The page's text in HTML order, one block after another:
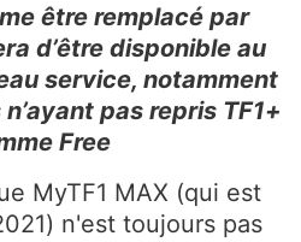
être remplacé par
d’être disponible au
service, notamment
pas repris TF1+
Free
MyTF1 MAX (qui est
n'est toujours pas